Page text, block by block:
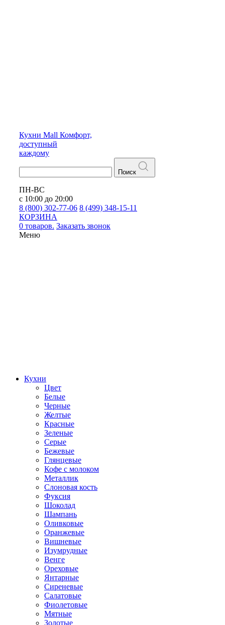
Кухни Mall Комфорт,
доступный
каждому
Поиск
ПН-ВС
с 10:00 до 20:00
8 (800) 302-77-06 8 (499) 348-15-11
КОРЗИНА
0 товаров. Заказать звонок
Меню
Кухни
Цвет
Белые
Черные
Желтые
Красные
Зеленые
Серые
Бежевые
Глянцевые
Кофе с молоком
Металлик
Слоновая кость
Фуксия
Шоколад
Шампань
Оливковые
Оранжевые
Вишневые
Изумрудные
Венге
Ореховые
Янтарные
Сиреневые
Салатовые
Фиолетовые
Мятные
Золотые